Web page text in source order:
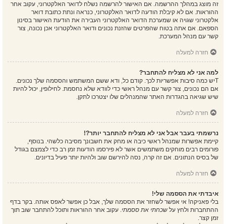
זה מוצג במהלך ההרשמה. אם האישור להרשמה נשלח לדואר האלקטרוני, עקוב אחר
ההוראות. אם לא קיבלת הודעה לדואר האלקטרוני, כנראה ונתת כתובת דואר
אלקטרוני שגויה או שמערכת הדואר האלקטרוני העבירה את הודעת האישור בסינון
הספאם. אם אתה בטוח שהפרטים שהזנת נכונים ודואר האלקטרוני אכן נכונה, צור
קשר עם מנהל המערכת.
חזרה למעלה
למה אני לא מצליח להתחבר?
Tיש כמה סיבות אפשריות לכך. קודם כל, ודא ששם המשתמש והססמה שלך נכונים.
אם הם נכונים, צור קשר עם מנהל ראשי כדי לוודא שלא נחסמת. לחילופין, יכול להיות
שיש שגיאה בהגדרות האתר שהמנהלים שלו יצטרכו לתקן.
חזרה למעלה
נרשמתי בעבר אבל אני לא מצליח להתחבר יותר?!
קיימת אפשרות שמנהל ראשי כיבה או מחק את חשבונך מסיבה כלשהי. בנוסף,
פורומים רבים מוחקים משתמשים אשר לא פירסמו הודעות זמן רב כדי לצמצם בגודל
של בסיס הנתונים. אם זה קרה, נסה להירשם שוב ולהיות יותר פעיל בדיונים.
חזרה למעלה
איבדתי את הססמה שלי!
בלי פאניקה! אי אפשר לשחזר את הססמה שלך, אבל כן אפשר לאפס אותה. בקר בדף
ההתחברות ולחץ על שכחתי את ססמתי. עקוב אחר ההוראות ותוכל להתחבר שוב תוך
זמן קצר.